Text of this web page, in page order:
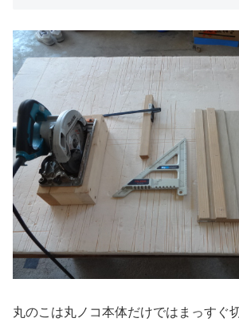
丸のこは丸ノコ本体だけではまっすぐ